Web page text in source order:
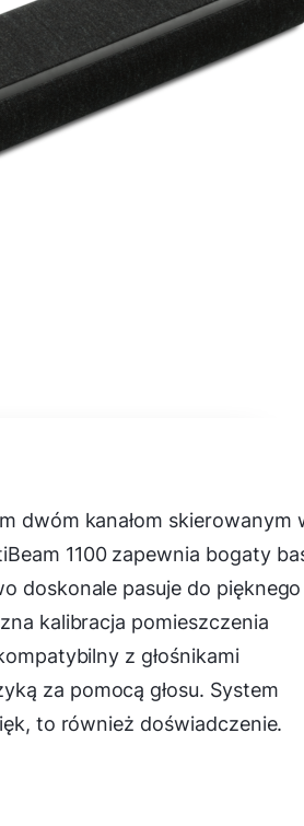
dwóm kanałom skierowanym
1100 zapewnia bogaty
doskonale pasuje do pięknego
kalibracja pomieszczenia
z głośnikami
za pomocą głosu. System
to również doświadczenie.